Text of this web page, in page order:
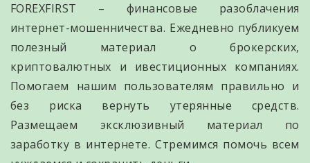
FOREXFIRST – финансовые разоблачения
интернет-мошенничества. Ежедневно публикуем
полезный материал о брокерских,
криптовалютных и ивестиционных компаниях.
Помогаем нашим пользователям правильно и
без риска вернуть утерянные средств.
Размещаем эксклюзивный материал по
заработку в интернете. Стремимся помочь всем